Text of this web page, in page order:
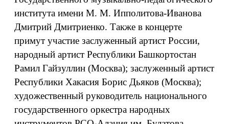
института имени М. М. Ипполитова-Иванова
Дмитрий Дмитриенко. Также в концерте
примут участие заслуженный артист России,
народный артист Республики Башкортостан
Рамил Гайзуллин (Москва); заслуженный артист
Республики Хакасия Борис Дьяков (Москва);
художественный руководитель национального
государственного оркестра народных